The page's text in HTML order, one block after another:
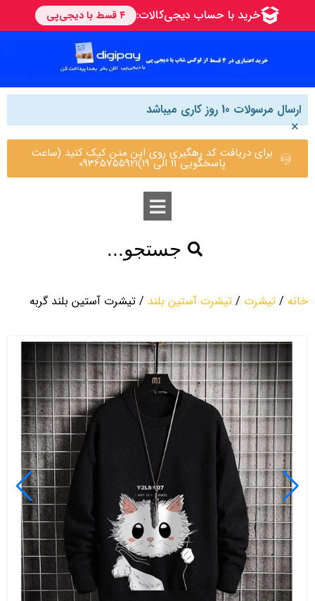
ارسال مرسولات 10 روز کاری میباشد
×
برای دریافت کد رهگیری روی این متن کیک کنید (ساعت
پاسخگویی 11 الی 19)09365755921
جستجو...
خانه / تیشرت / تیشرت آستین بلند / تیشرت آستین بلند گربه